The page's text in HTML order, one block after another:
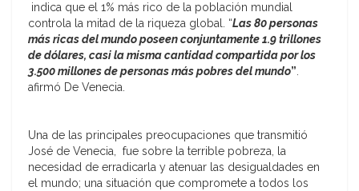
indica que el 1% más rico de la población mundial
controla la mitad de la riqueza global. “Las 80 personas
más ricas del mundo poseen conjuntamente 1.9 trillones
de dólares, casi la misma cantidad compartida por los
3.500 millones de personas más pobres del mundo”.
afirmó De Venecia.
Una de las principales preocupaciones que transmitió
José de Venecia, fue sobre la terrible pobreza, la
necesidad de erradicarla y atenuar las desigualdades en
el mundo; una situación que compromete a todos los